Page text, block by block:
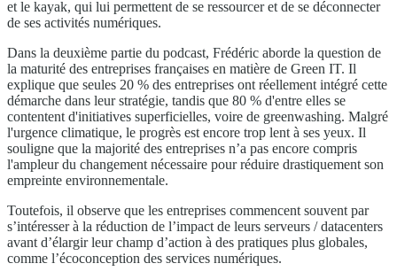
et le kayak, qui lui permettent de se ressourcer et de se déconnecter
de ses activités numériques.
Dans la deuxième partie du podcast, Frédéric aborde la question de
la maturité des entreprises françaises en matière de Green IT. Il
explique que seules 20 % des entreprises ont réellement intégré cette
démarche dans leur stratégie, tandis que 80 % d'entre elles se
contentent d'initiatives superficielles, voire de greenwashing. Malgré
l'urgence climatique, le progrès est encore trop lent à ses yeux. Il
souligne que la majorité des entreprises n’a pas encore compris
l'ampleur du changement nécessaire pour réduire drastiquement son
empreinte environnementale.
Toutefois, il observe que les entreprises commencent souvent par
s’intéresser à la réduction de l’impact de leurs serveurs / datacenters
avant d’élargir leur champ d’action à des pratiques plus globales,
comme l’écoconception des services numériques.